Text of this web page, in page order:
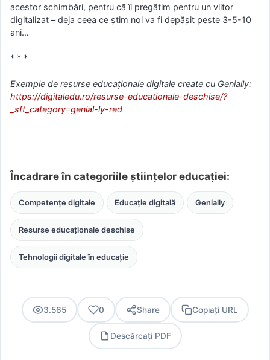
acestor schimbări, pentru că îi pregătim pentru un viitor
digitalizat – deja ceea ce știm noi va fi depășit peste 3-5-10
ani…
* * *
Exemple de resurse educaționale digitale create cu Genially:
https://digitaledu.ro/resurse-educationale-deschise/?
_sft_category=genial-ly-red
Încadrare în categoriile științelor educației:
Competențe digitale Educație digitală Genially
Resurse educaționale deschise
Tehnologii digitale în educație
3.565 0 Share Copiați URL
Descărcați PDF